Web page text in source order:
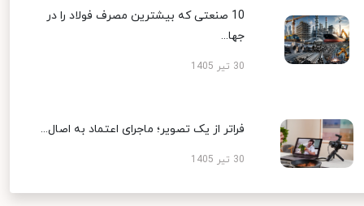
10 صنعتی که بیشترین مصرف فولاد را در
جها...
30 تیر 1405
فراتر از یک تصویر؛ ماجرای اعتماد به اصال...
30 تیر 1405